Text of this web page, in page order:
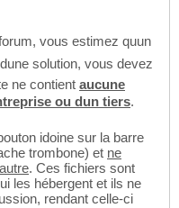
vous estimez quun
solution, vous devez
ne contient aucune
ou dun tiers.
idoine sur la barre
trombone) et ne
. Ces fichiers sont
les hébergent et ils ne
rendant celle-ci